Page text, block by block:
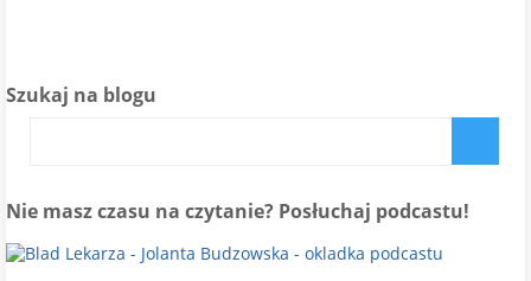
Szukaj na blogu
Nie masz czasu na czytanie? Posłuchaj podcastu!